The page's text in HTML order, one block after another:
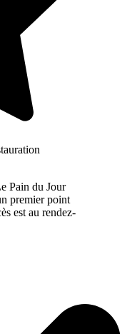
Pain du Jour
premier point
est au rendez-